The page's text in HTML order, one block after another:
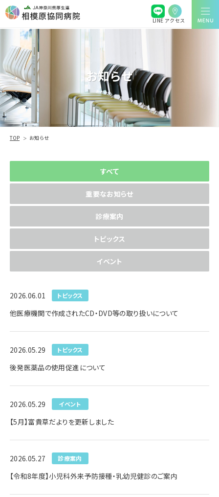
LINE アクセス
お知らせ
TOP お知らせ
すべて
重要なお知らせ
診療案内
トピックス
イベント
2026.06.01 トピックス
他医療機関で作成されたCD・DVD等の取り扱いについて
2026.05.29 トピックス
後発医薬品の使用促進について
2026.05.29 イベント
【5月】富貴草だよりを更新しました
2026.05.27 診療案内
【令和8年度】小児科外来予防接種・乳幼児健診のご案内